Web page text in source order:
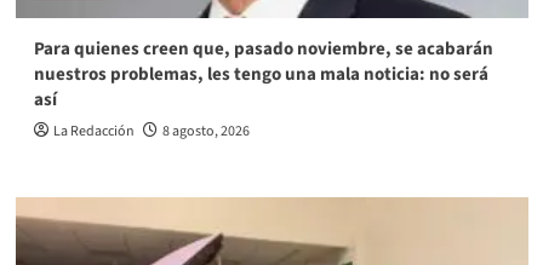
Para quienes creen que, pasado noviembre, se acabarán
nuestros problemas, les tengo una mala noticia: no será
así
La Redacción 8 agosto, 2026